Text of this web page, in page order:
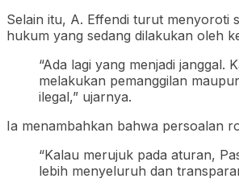
Selain itu, A. Effendi turut menyoroti
hukum yang sedang dilakukan oleh
“Ada lagi yang menjadi
melakukan pemanggilan
ilegal,” ujarnya.
Ia menambahkan bahwa persoalan
“Kalau merujuk pada aturan,
lebih menyeluruh dan